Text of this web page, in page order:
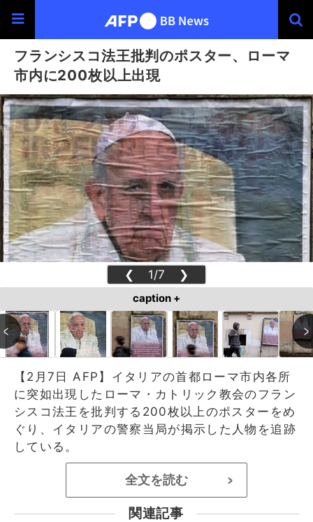
フランシスコ法王批判のポスター、ローマ
市内に200枚以上出現
❮ 1/7 ❯
caption +
【2月7日 AFP】イタリアの首都ローマ市内各所
に突如出現したローマ・カトリック教会のフラン
シスコ法王を批判する200枚以上のポスターをめ
ぐり、イタリアの警察当局が掲示した人物を追跡
している。
全文を読む >
関連記事